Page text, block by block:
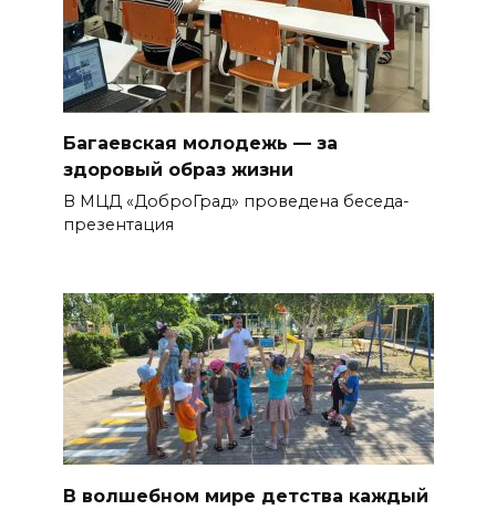
Багаевская молодежь — за
здоровый образ жизни
В МЦД «ДоброГрад» проведена беседа-
презентация
В волшебном мире детства каждый